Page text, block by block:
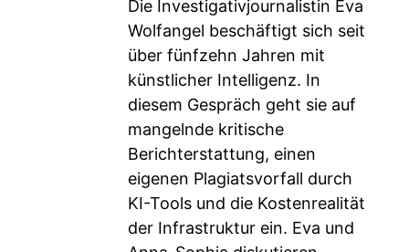
Die Investigativjournalistin Eva
Wolfangel beschäftigt sich seit
über fünfzehn Jahren mit
künstlicher Intelligenz. In
diesem Gespräch geht sie auf
mangelnde kritische
Berichterstattung, einen
eigenen Plagiatsvorfall durch
KI-Tools und die Kostenrealität
der Infrastruktur ein. Eva und